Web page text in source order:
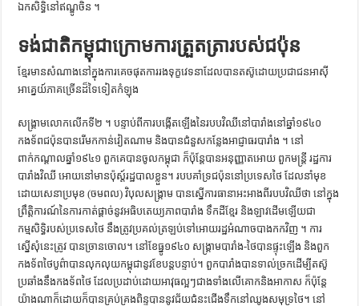
ឯកសិទ្ធិនៅឥណ្ឌូចិន ។
ទង់ជាតិកម្ពុជាក្រោមការត្រួតត្រារបស់ជប៉ុន
ខ្មែរមានសំណាងនៅក្នុងការគេចផុតការរងទុក្ខវេទនាដែលបានតស៊ូដោយប្រជាជនអាស៊ី
អាគ្នេយ៍ភាគច្រើនដ៏ទៃទៀតកំឡុង
សង្គ្រាមលោកលើកទី២ ។ បន្ទាប់ពីការបង្កើតឡើងនៃរបបវិឈីនៅបារាំងនៅឆ្នាំ១៩៤០
កងទ័ពជប៉ុនបានរើមកកាន់វៀតណាម និងបានជំនួសកន្លែងអាជ្ញាធរបារាំង ។ នៅ
ពាក់កណ្ដាលឆ្នាំ១៩៤១ ពួកគេបានចូលកម្ពុជា ក៏ប៉ុន្តែបានអនុញ្ញាតអោយ ពួកមន្ត្រី រដ្ឋការ
បារាំងវិឈី អោយនៅមានប៉ុស្ត៍រដ្ឋបាលខ្លួន។ របបគាំទ្រជប៉ុននៅប្រទេសថៃ ដែលនាំមុខ
ដោយសេនាប្រមុខ (ចមពល) វិបុលសង្គ្រាម បានស្នើការធានាអះអាងពីរបបវិឈីថា នៅក្នុង
ព្រឹត្តិការណ៍នៃការកាត់ផ្ដាច់នូវអធិបតេយ្យភាពបារាំង ទឹកដីខ្មែរ និងឡាវដើមឡើយជា
កម្មសិទ្ធិរបស់ប្រទេសថៃ នឹងត្រូវប្រគល់ត្រឡប់ទៅអោយរដ្ឋអំណាចបាងកកវិញ ។ ការ
ស្នើសុំនេះត្រូវ បានច្រានចោល។ នៅខែធ្នូ១៩៤០ សង្គ្រាមបារាំង-ថៃបានផ្ទុះឡើង និងពួក
កងទ័ពថៃបូព៌ាបានលុកលុយកម្ពុជានូវខែបន្តបន្ទាប់។ ពួកបារាំងបានទាល់ច្រកដើម្បីតស៊ូ
ប្រឆាំងនឹងកងទ័ពថៃ ដែលប្រដាប់ដោយអាវុធល្អៗជាងទាំងលើគោកនិងអាកាស ក៏ប៉ុន្តែ
យ៉ាងណាក៏ដោយក៏បានគ្រប់គ្រងពិន្ទុបាននូវជ័យជំនះជើងទឹកនៅឈូងសមុទ្រថៃ។ នៅ